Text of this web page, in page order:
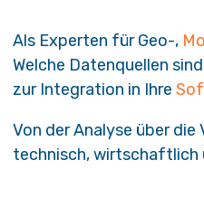
Als Experten für Geo-,
Welche Datenquellen
zur Integration in Ihre
Von der Analyse über
technisch,